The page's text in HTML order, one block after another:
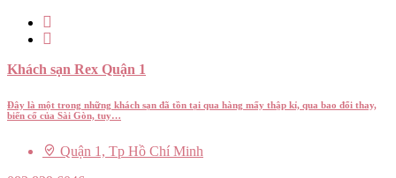
Khách sạn Rex Quận 1
Đây là một trong những khách sạn đã tồn tại qua hàng mấy thập kỉ, qua bao đổi thay,
biến cố của Sài Gòn, tuy…
Quận 1, Tp Hồ Chí Minh